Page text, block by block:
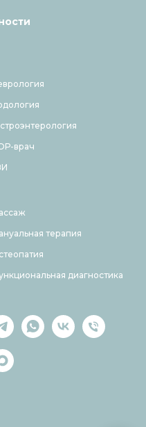
врач
терапия
диагностика